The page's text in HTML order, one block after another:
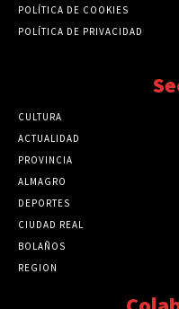
POLÍTICA DE COOKIES
POLÍTICA DE PRIVACIDAD
CULTURA
ACTUALIDAD
PROVINCIA
ALMAGRO
DEPORTES
CIUDAD REAL
BOLAÑOS
REGION